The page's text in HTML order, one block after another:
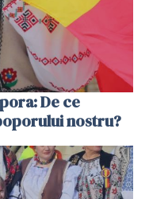
De ce
nostru?